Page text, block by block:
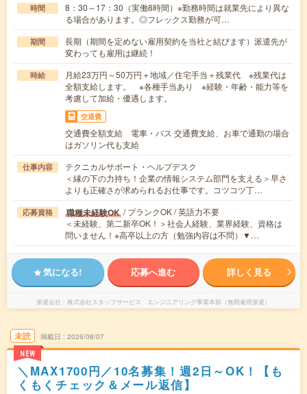
時間
8：30～17：30（実働8時間）※勤務時間は就業先により異な
る場合があります。◎フレックス勤務が可…
期間
長期（期間を定めない雇用契約を当社と結びます）派遣先が
変わっても雇用は継続！
時給
月給23万円～50万円＋地域／住宅手当＋残業代 ※残業代は
全額支給します。 ※各種手当あり ※経験・年齢・能力等を
考慮して加給・優遇します。
交通費
交通費全額支給 電車・バス 交通費支給、お車で通勤の場合
はガソリン代も支給
仕事内容
テクニカルサポート・ヘルプデスク
＜縁の下の力持ち！企業の情報システム部門を支える＞早さ
よりも正確さが求められるお仕事です。コツコツ丁…
応募資格 職種未経験OK / ブランクOK / 英語力不要
＜未経験、第二新卒OK！＞社会人経験、業界経験、資格は
問いません！※高卒以上の方（勉強内容は不問）▼…
気になる! 応募へ進む 詳しく見る
派遣会社 株式会社スタッフサービス エンジニアリング事業本部（無期雇用派遣）
未読
NEW
掲載日 2026/08/07
＼MAX1700円／10名募集！週2日～OK！【も
くもくチェック＆メール返信】